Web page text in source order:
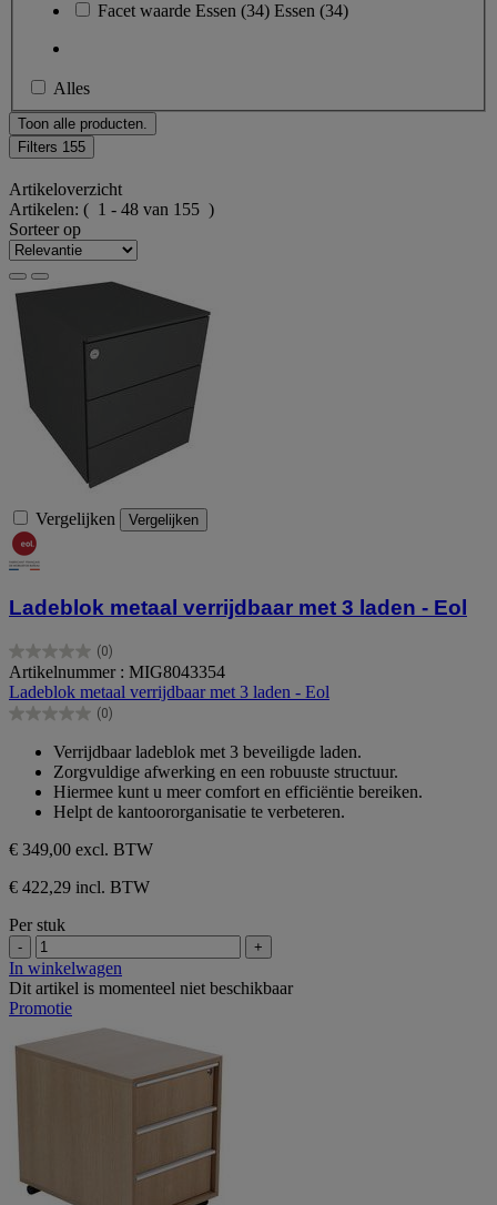
Facet waarde Essen (34) Essen (34)
Alles
Toon alle producten.
Filters 155
Artikeloverzicht
Artikelen: ( 1 - 48 van 155 )
Sorteer op
Vergelijken Vergelijken
Ladeblok metaal verrijdbaar met 3 laden - Eol
(0)
0.0
van
de
5
Artikelnummer : MIG8043354
Ladeblok metaal verrijdbaar met 3 laden - Eol
(0)
0.0
sterren.
Verrijdbaar ladeblok met 3 beveiligde laden.
Zorgvuldige afwerking en een robuuste structuur.
Hiermee kunt u meer comfort en efficiëntie bereiken.
Helpt de kantoororganisatie te verbeteren.
€ 349,00 excl. BTW
€ 422,29 incl. BTW
Per stuk
- +
In winkelwagen
Dit artikel is momenteel niet beschikbaar
Promotie